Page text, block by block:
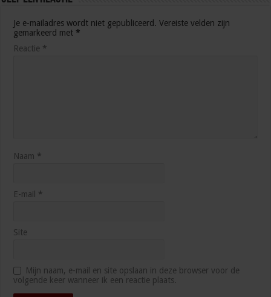
Je e-mailadres wordt niet gepubliceerd. Vereiste velden zijn
gemarkeerd met *
Reactie *
Naam *
E-mail *
Site
Mijn naam, e-mail en site opslaan in deze browser voor de
volgende keer wanneer ik een reactie plaats.